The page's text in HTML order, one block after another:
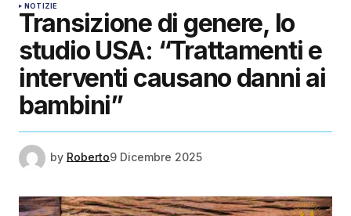
NOTIZIE
Transizione di genere, lo
studio USA: “Trattamenti e
interventi causano danni ai
bambini”
by Roberto9 Dicembre 2025